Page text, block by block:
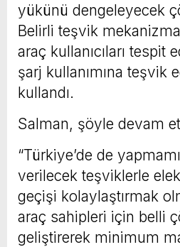
yükünü dengeleyecek
Belirli teşvik
araç kullanıcıları tespit
şarj kullanımına teşvik
kullandı.
Salman, şöyle devam
“Türkiye’de de
verilecek teşviklerle
geçişi kolaylaştırmak
araç sahipleri için belli
geliştirerek minimum